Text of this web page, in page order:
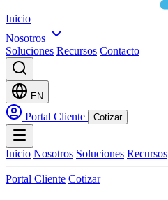
Inicio
Nosotros
Soluciones Recursos Contacto
EN
Portal Cliente Cotizar
Inicio Nosotros Soluciones Recursos
Portal Cliente Cotizar